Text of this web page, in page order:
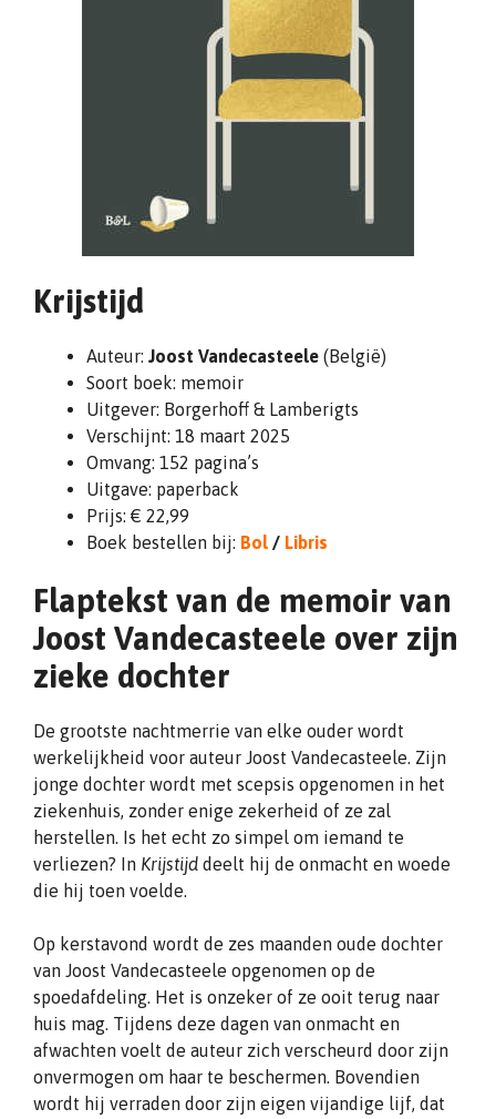
Krijstijd
Auteur: Joost Vandecasteele (België)
Soort boek: memoir
Uitgever: Borgerhoff & Lamberigts
Verschijnt: 18 maart 2025
Omvang: 152 pagina’s
Uitgave: paperback
Prijs: € 22,99
Boek bestellen bij: Bol / Libris
Flaptekst van de memoir van
Joost Vandecasteele over zijn
zieke dochter
De grootste nachtmerrie van elke ouder wordt
werkelijkheid voor auteur Joost Vandecasteele. Zijn
jonge dochter wordt met scepsis opgenomen in het
ziekenhuis, zonder enige zekerheid of ze zal
herstellen. Is het echt zo simpel om iemand te
verliezen? In Krijstijd deelt hij de onmacht en woede
die hij toen voelde.
Op kerstavond wordt de zes maanden oude dochter
van Joost Vandecasteele opgenomen op de
spoedafdeling. Het is onzeker of ze ooit terug naar
huis mag. Tijdens deze dagen van onmacht en
afwachten voelt de auteur zich verscheurd door zijn
onvermogen om haar te beschermen. Bovendien
wordt hij verraden door zijn eigen vijandige lijf, dat